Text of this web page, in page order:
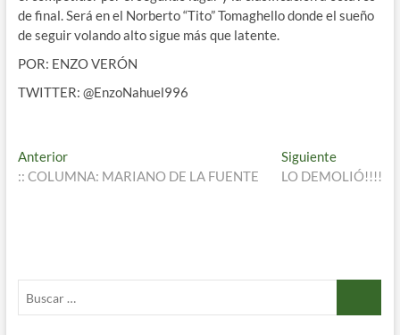
de final. Será en el Norberto “Tito” Tomaghello donde el sueño
de seguir volando alto sigue más que latente.
POR: ENZO VERÓN
TWITTER: @EnzoNahuel996
Navegación
de
AnteriorEntrada
anterior:
:: COLUMNA: MARIANO DE LA FUENTE
SiguienteEntrada
siguiente:
LO DEMOLIÓ!!!!